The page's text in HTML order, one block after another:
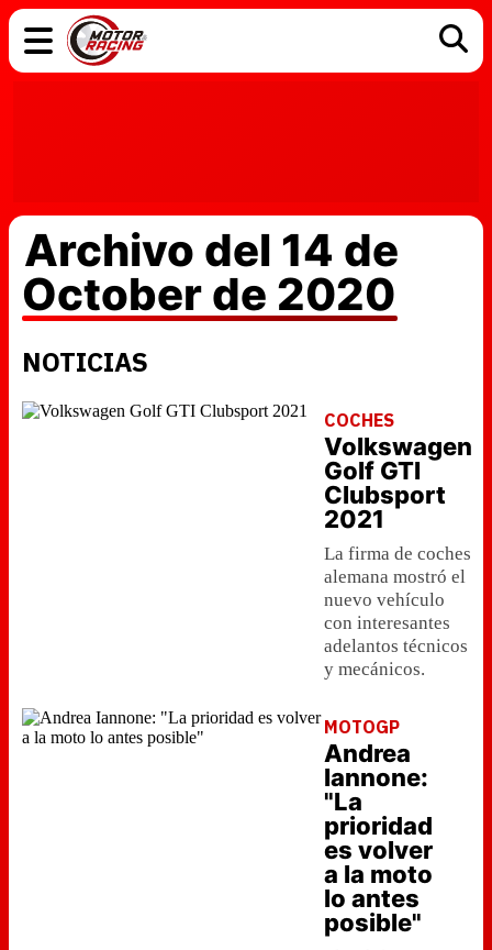
Archivo del 14 de
October de 2020
NOTICIAS
COCHES
Volkswagen
Golf GTI
Clubsport
2021
La firma de coches
alemana mostró el
nuevo vehículo
con interesantes
adelantos técnicos
y mecánicos.
MOTOGP
Andrea
Iannone:
"La
prioridad
es volver
a la moto
lo antes
posible"